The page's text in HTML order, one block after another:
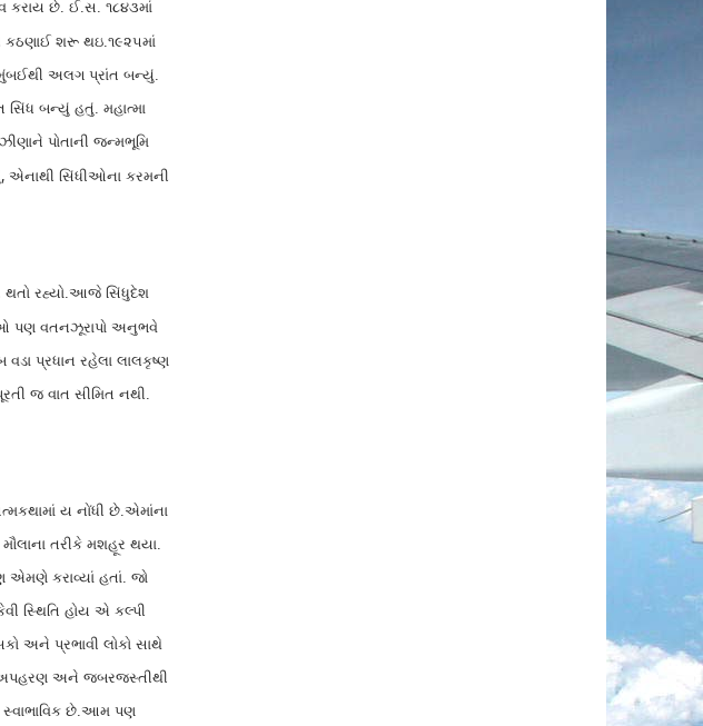
કરાય છે. ઈ.સ. ૧૮૪૩માં
કઠણાઈ શરૂ થઇ.૧૯૨૫માં
મુંબઈથી અલગ પ્રાંત બન્યું.
સિંધ બન્યું હતું. મહાત્મા
પોતાની જન્મભૂમિ
, એનાથી સિંધીઓના કરમની
થતો રહ્યો.આજે સિંધુદેશ
પણ વતનઝૂરાપો અનુભવે
પ્રધાન રહેલા લાલકૃષ્ણ
જ વાત સીમિત નથી.
ય નોંધી છે.એમાંના
તરીકે મશહૂર થયા.
એમણે કરાવ્યાં હતાં. જો
સ્થિતિ હોય એ કલ્પી
અને પ્રભાવી લોકો સાથે
અપહરણ અને જબરજસ્તીથી
સ્વાભાવિક છે.આમ પણ